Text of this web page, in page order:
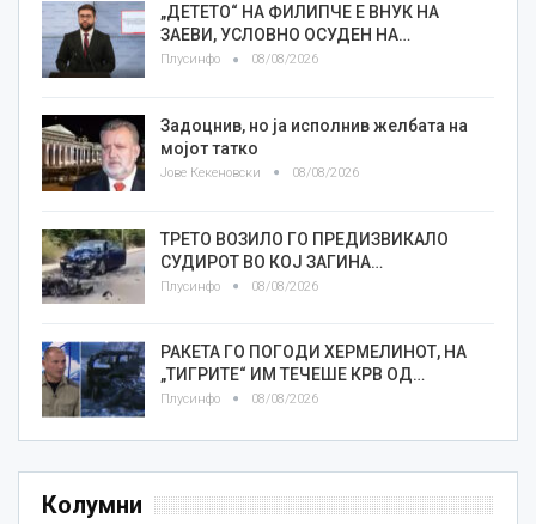
„ДЕТЕТО“ НА ФИЛИПЧЕ Е ВНУК НА
ЗАЕВИ, УСЛОВНО ОСУДЕН НА…
Плусинфо 08/08/2026
Задоцнив, но ја исполнив желбата на
мојот татко
Јове Кекеновски 08/08/2026
ТРЕТО ВОЗИЛО ГО ПРЕДИЗВИКАЛО
СУДИРОТ ВО КОЈ ЗАГИНА…
Плусинфо 08/08/2026
РАКЕТА ГО ПОГОДИ ХЕРМЕЛИНОТ, НА
„ТИГРИТЕ“ ИМ ТЕЧЕШЕ КРВ ОД…
Плусинфо 08/08/2026
Колумни